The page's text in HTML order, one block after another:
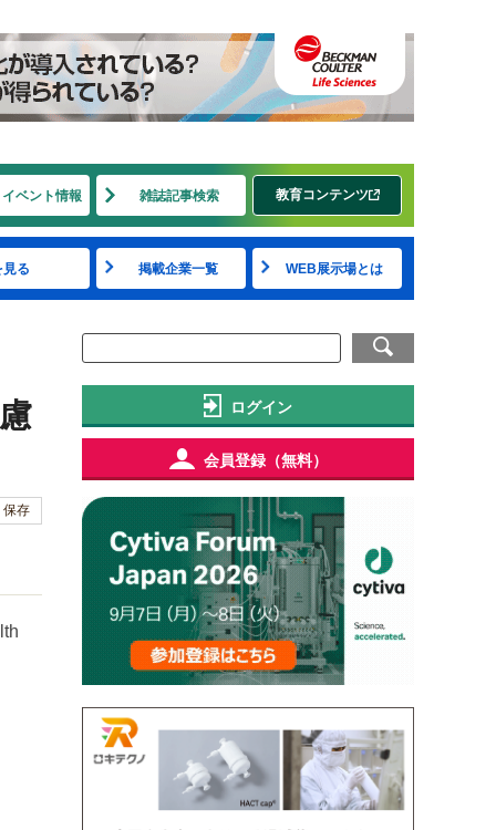
ベント情報 雑誌記事検索 教育コンテンツ
る 掲載企業一覧 WEB展示場とは
保存
ログイン
会員登録（無料）